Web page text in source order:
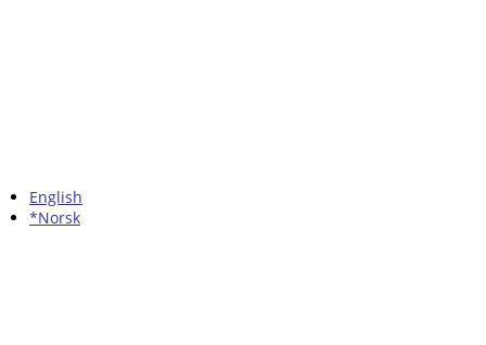
English
*Norsk